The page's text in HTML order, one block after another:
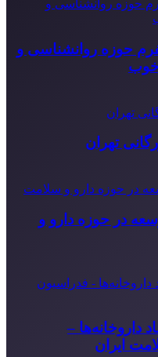
حوزه روانشناسی و
تهران
در حوزه دارو و
–
ایران